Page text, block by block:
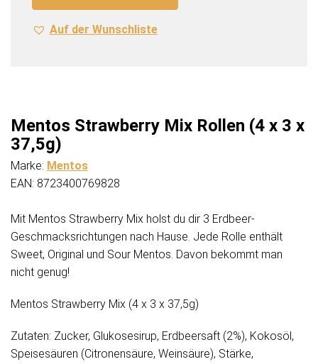
Rollen
(4
Menge
Auf der Wunschliste
Mentos Strawberry Mix Rollen (4 x 3 x
37,5g)
Marke: Mentos
EAN: 8723400769828
Mit Mentos Strawberry Mix holst du dir 3 Erdbeer-
Geschmacksrichtungen nach Hause. Jede Rolle enthält
Sweet, Original und Sour Mentos. Davon bekommt man
nicht genug!
Mentos Strawberry Mix (4 x 3 x 37,5g)
Zutaten: Zucker, Glukosesirup, Erdbeersaft (2%), Kokosöl,
Speisesäuren (Citronensäure, Weinsäure), Stärke,